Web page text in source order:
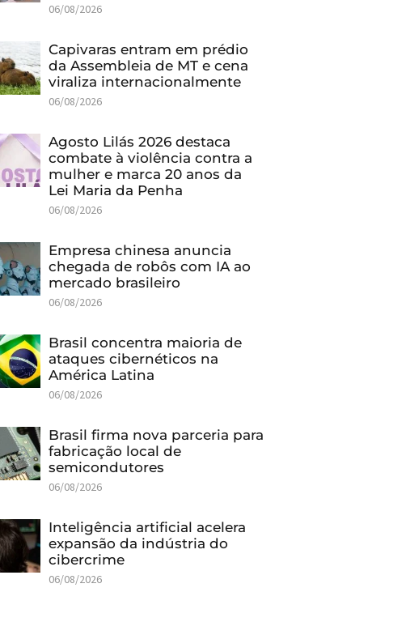
06/08/2026
Capivaras entram em prédio
da Assembleia de MT e cena
viraliza internacionalmente
06/08/2026
Agosto Lilás 2026 destaca
combate à violência contra a
mulher e marca 20 anos da
Lei Maria da Penha
06/08/2026
Empresa chinesa anuncia
chegada de robôs com IA ao
mercado brasileiro
06/08/2026
Brasil concentra maioria de
ataques cibernéticos na
América Latina
06/08/2026
Brasil firma nova parceria para
fabricação local de
semicondutores
06/08/2026
Inteligência artificial acelera
expansão da indústria do
cibercrime
06/08/2026